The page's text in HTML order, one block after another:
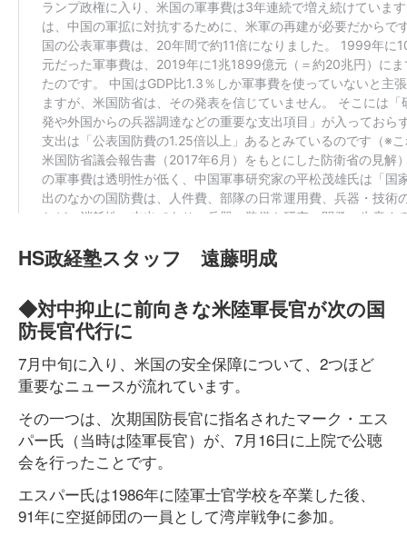
HS政経塾スタッフ 遠藤明成
◆対中抑止に前向きな米陸軍長官が次の国
防長官代行に
7月中旬に入り、米国の安全保障について、2つほど
重要なニュースが流れています。
その一つは、次期国防長官に指名されたマーク・エス
パー氏（当時は陸軍長官）が、7月16日に上院で公聴
会を行ったことです。
エスパー氏は1986年に陸軍士官学校を卒業した後、
91年に空挺師団の一員として湾岸戦争に参加。